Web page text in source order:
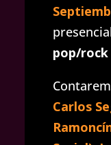
pop/rock
Carlos